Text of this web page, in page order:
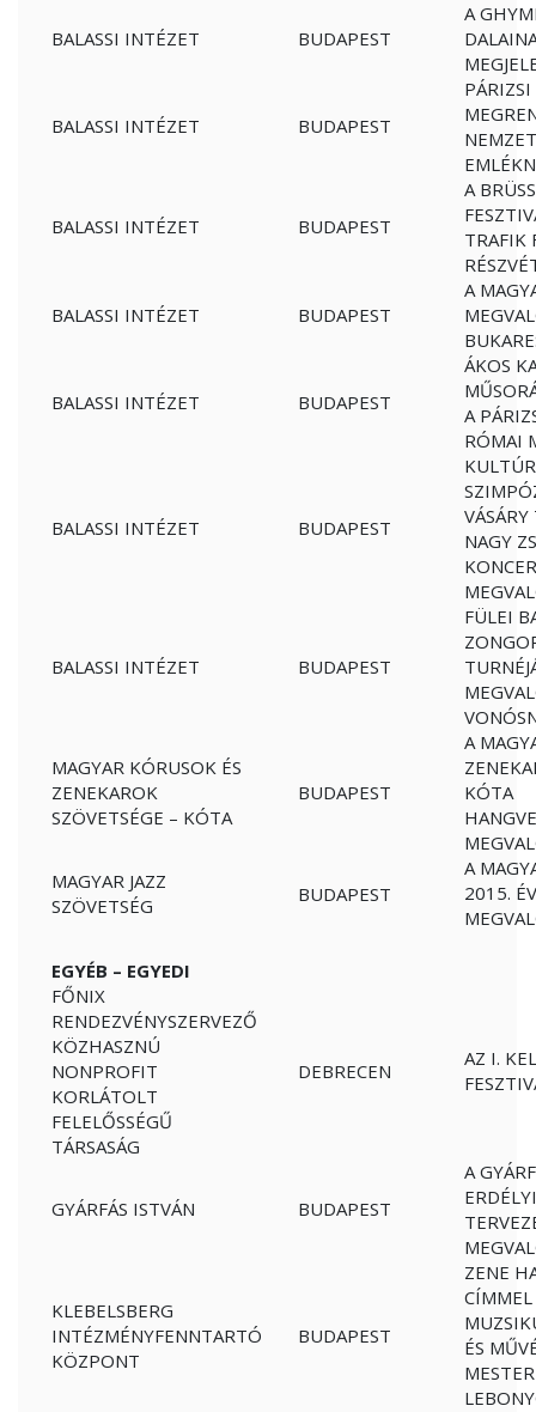
BALASSI INTÉZET BUDAPEST
A
BALASSI INTÉZET BUDAPEST
BALASSI INTÉZET BUDAPEST
A
TRAFIK
BALASSI INTÉZET BUDAPEST
A
BALASSI INTÉZET BUDAPEST
ÁKOS
A
RÓMAI
BALASSI INTÉZET BUDAPEST
NAGY
BALASSI INTÉZET BUDAPEST
FÜLEI
MAGYAR KÓRUSOK ÉS
ZENEKAROK
SZÖVETSÉGE – KÓTA
BUDAPEST
A
KÓTA
MAGYAR JAZZ
SZÖVETSÉG
BUDAPEST
A
2015.
EGYÉB – EGYEDI
FŐNIX
RENDEZVÉNYSZERVEZŐ
KÖZHASZNÚ
NONPROFIT
KORLÁTOLT
FELELŐSSÉGŰ
TÁRSASÁG
DEBRECEN
AZ I.
GYÁRFÁS ISTVÁN BUDAPEST
A
KLEBELSBERG
INTÉZMÉNYFENNTARTÓ
KÖZPONT
BUDAPEST
ZENE
ÉS